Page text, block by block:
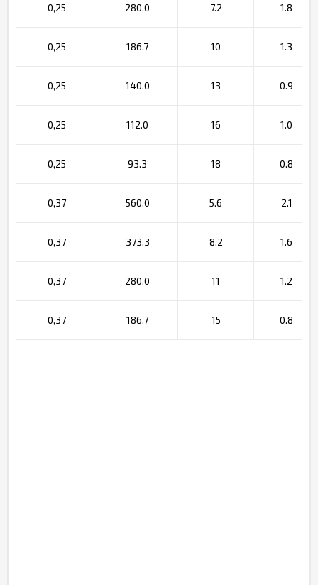
0,25 280.0 7.2 1.8
0,25 186.7 10 1.3
0,25 140.0 13 0.9
0,25 112.0 16 1.0
0,25 93.3 18 0.8
0,37 560.0 5.6 2.1
0,37 373.3 8.2 1.6
0,37 280.0 11 1.2
0,37 186.7 15 0.8